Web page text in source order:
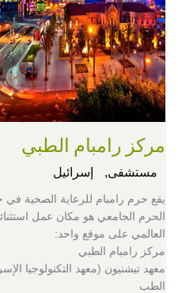
مركز رامبام الطبي
مستشفى, إسرائيل
يقع حرم رامبام للرعاية الصحية في
العالمي على موقع واحد:
مركز رامبام الطبي
معهد تيشنيون (معهد التكنولوجيا
الطب